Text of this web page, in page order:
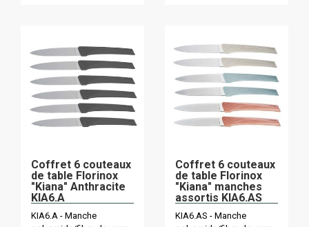
Coffret 6 couteaux
de table Florinox
"Kiana" Anthracite
KIA6.A
KIA6.A - Manche
Coffret 6 couteaux
de table Florinox
"Kiana" manches
assortis KIA6.AS
KIA6.AS - Manche